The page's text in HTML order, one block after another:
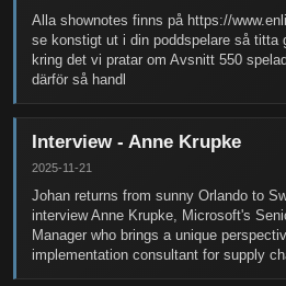
Alla shownotes finns på https://
se konstigt ut i din poddspelare så titta
kring det vi pratar om Avsnitt 550
därför så handl
Interview - Anne Krupke
2025-11-21
Johan returns from sunny Orlando to
interview Anne Krupke, Microsoft's
Manager who brings a unique
implementation consultant for supply